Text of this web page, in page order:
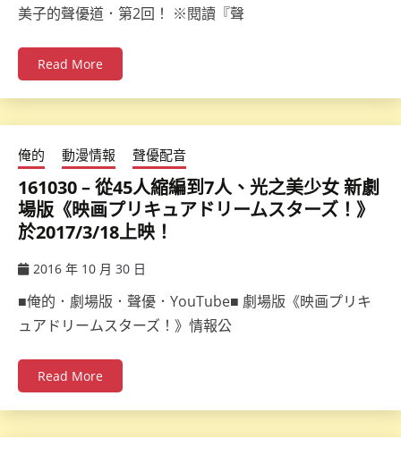
美子的聲優道．第2回！ ※閱讀『聲
Read More
俺的 動漫情報 聲優配音
161030 – 從45人縮編到7人、光之美少女 新劇
場版《映画プリキュアドリームスターズ！》
於2017/3/18上映！
2016 年 10 月 30 日
■俺的．劇場版．聲優．YouTube■ 劇場版《映画プリキ
ュアドリームスターズ！》情報公
Read More